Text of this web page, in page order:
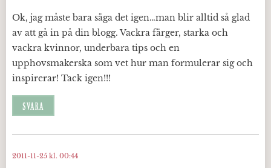
Ok, jag måste bara säga det igen…man blir alltid så glad
av att gå in på din blogg. Vackra färger, starka och
vackra kvinnor, underbara tips och en
upphovsmakerska som vet hur man formulerar sig och
inspirerar! Tack igen!!!
SVARA
2011-11-25 kl. 00:44